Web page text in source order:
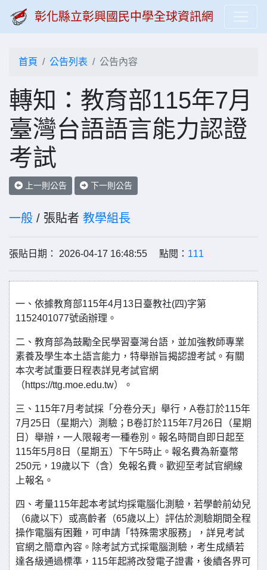
彰化縣立彰興國民中學全球資訊網
首頁 公告列表 公告內容
轉知：教育部115年7月
臺灣台語語言能力認證
考試
上一則公告 下一則公告
一般 / 張貼者 教學組長
張貼日期： 2026-04-17 16:48:55 點閱： 111
一、依據教育部115年4月13日臺教社(四)字第
1152401077號函辦理。
二、教育部為鼓勵全民學習臺灣台語，並加強教師專業
素養及學生本土語言能力，特舉辦旨揭認證考試。有關
本次考試重要日程表詳見考試官網
（https://ttg.moe.edu.tw）。
三、115年7月考試採「分卷分天」舉行，A卷訂於115年
7月25日（星期六）測驗；B卷訂於115年7月26日（星期
日）舉辦，一人限報考一種卷別。報名時間自即日起至
115年5月8日（星期五）下午5時止。報名費為新臺幣
250元，19歲以下（含）免報名費。歡迎至考試官網線
上報名。
四、考量115年起本考試均採電腦化測驗，若學齡前幼兒
（6歲以下）或高齡者（65歲以上）評估於測驗期間全程
操作電腦有困難，可申請「特殊需求服務」，詳見考試
官網之簡章內容。除考試方式採電腦測驗，考生成績若
達各級通過標準，115年起將改發電子證書，後續各界可